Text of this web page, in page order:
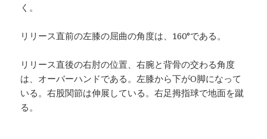
く。
リリース直前の左膝の屈曲の角度は、160°である。
リリース直後の右肘の位置、右腕と背骨の交わる角度
は、オーバーハンドである。左膝から下がO脚になって
いる。右股関節は伸展している。右足拇指球で地面を蹴
る。